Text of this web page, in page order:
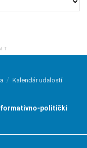
Kalendár udalostí
politički